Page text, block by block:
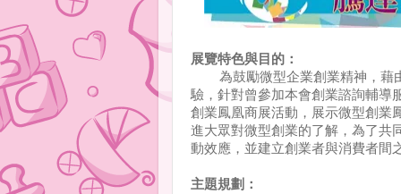
展覽特色與目的：
為鼓勵微型企業創業精神，藉由
驗，針對曾參加本會創業諮詢輔導
創業鳳凰商展活動，展示微型創業
進大眾對微型創業的了解，為了共
動效應，並建立創業者與消費者間
主題規劃：